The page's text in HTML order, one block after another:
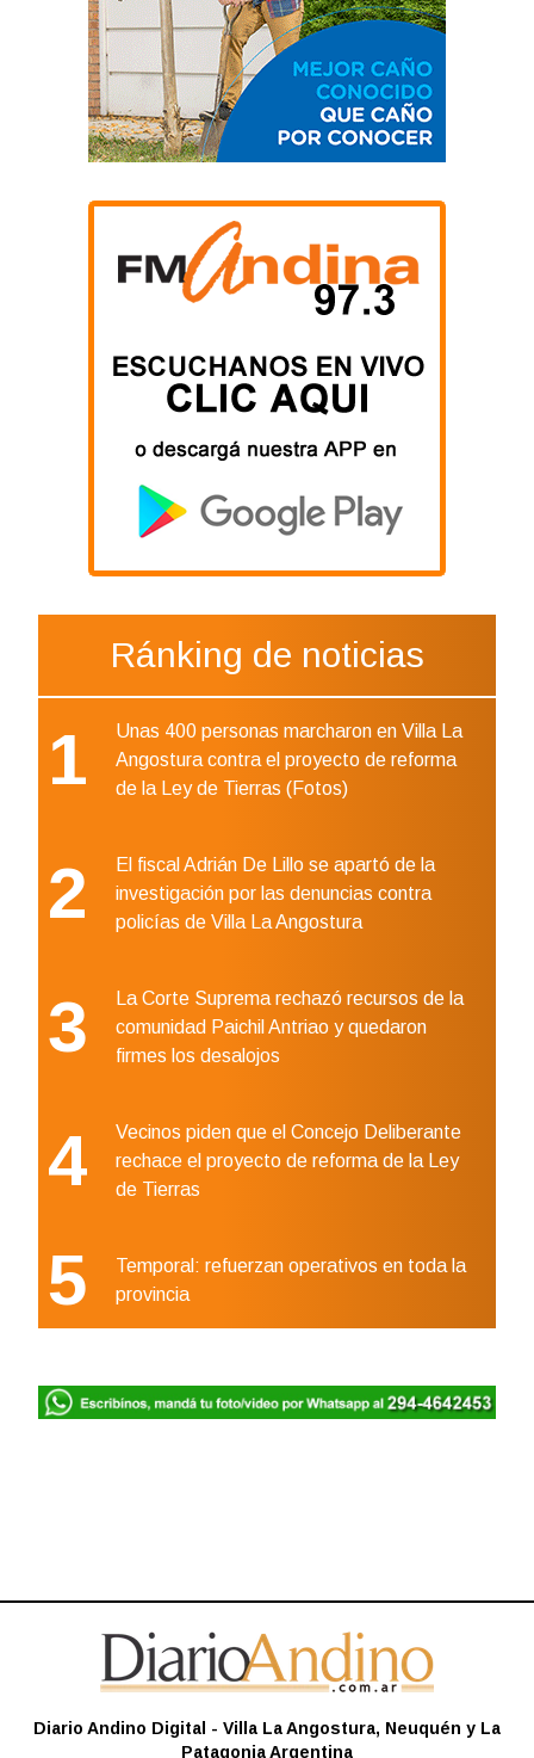
Ránking de noticias
1
Unas 400 personas marcharon en Villa La
Angostura contra el proyecto de reforma
de la Ley de Tierras (Fotos)
2
El fiscal Adrián De Lillo se apartó de la
investigación por las denuncias contra
policías de Villa La Angostura
3
La Corte Suprema rechazó recursos de la
comunidad Paichil Antriao y quedaron
firmes los desalojos
4
Vecinos piden que el Concejo Deliberante
rechace el proyecto de reforma de la Ley
de Tierras
5
Temporal: refuerzan operativos en toda la
provincia
Diario Andino Digital - Villa La Angostura, Neuquén y La
Patagonia Argentina